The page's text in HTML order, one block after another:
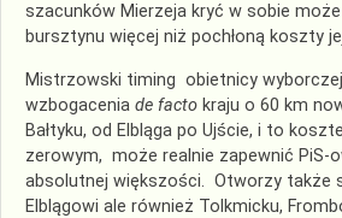
szacunków Mierzeja kryć w sobie
bursztynu więcej niż pochłoną koszty
Mistrzowski timing obietnicy
wzbogacenia de facto kraju o 60 km
Bałtyku, od Elbląga po Ujście, i to
zerowym, może realnie zapewnić PiS-
absolutnej większości. Otworzy także
Elblągowi ale również Tolkmicku,